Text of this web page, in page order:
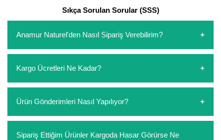
Sıkça Sorulan Sorular (SSS)
Anamur Naturel'den Nasıl Sipariş Verebilirim?
oluşturarak,iletişim numaralarımızdan bizi arayarak veya
whatsapp hattımızdan bizlere isteklerinizi yazarak sipariş
ödemelerini sipariş verdikten sonra havale/eft veya sipariş
Kargo Ücretleri Ne Kadar?
etmeyin diye 1500 lira ve üzerindeki siparişlerinizde
kargoyu biz karşılıyoruz. 1500 Lira altında kalan
kargo ücreti ödeme aşamasında sepetinize eklenecektir.
Ürün Gönderimleri Nasıl Yapılıyor?
paketlenip gönderim yapılmaktadır.
Sipariş Ettiğim Ürünler Kargoda Hasar Görürse Ne